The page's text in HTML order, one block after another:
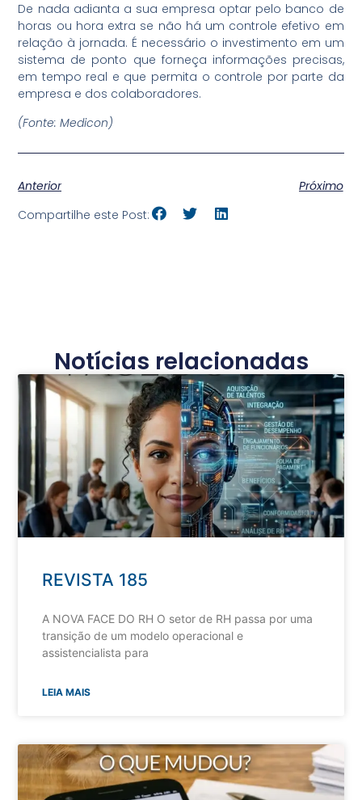
De nada adianta a sua empresa optar pelo banco de
horas ou hora extra se não há um controle efetivo em
relação à jornada. É necessário o investimento em um
sistema de ponto que forneça informações precisas,
em tempo real e que permita o controle por parte da
empresa e dos colaboradores.
(Fonte: Medicon)
Anterior
Próximo
Compartilhe este Post:
Notícias relacionadas
REVISTA 185
A NOVA FACE DO RH O setor de RH passa por uma
transição de um modelo operacional e
assistencialista para
LEIA MAIS